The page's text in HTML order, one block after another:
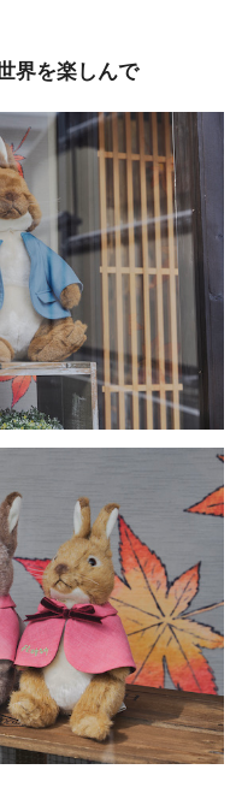
界を楽しんで